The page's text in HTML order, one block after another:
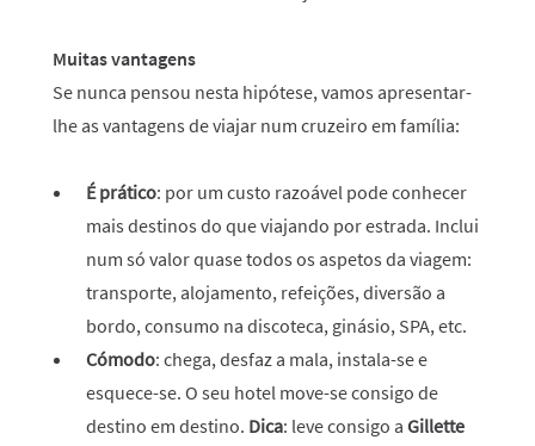
Muitas vantagens
Se nunca pensou nesta hipótese, vamos apresentar-
lhe as vantagens de viajar num cruzeiro em família:
É prático: por um custo razoável pode conhecer
mais destinos do que viajando por estrada. Inclui
num só valor quase todos os aspetos da viagem:
transporte, alojamento, refeições, diversão a
bordo, consumo na discoteca, ginásio, SPA, etc.
Cómodo: chega, desfaz a mala, instala-se e
esquece-se. O seu hotel move-se consigo de
destino em destino. Dica: leve consigo a Gillette